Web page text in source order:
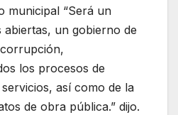
municipal “Será un
un gobierno de
los procesos de
así como de la
de obra pública.” dijo.